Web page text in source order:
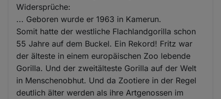
Widersprüche:
... Geboren wurde er 1963 in Kamerun.
Somit hatte der westliche Flachlandgorilla schon
55 Jahre auf dem Buckel. Ein Rekord! Fritz war
der älteste in einem europäischen Zoo lebende
Gorilla. Und der zweitälteste Gorilla auf der Welt
in Menschenobhut. Und da Zootiere in der Regel
deutlich älter werden als ihre Artgenossen im